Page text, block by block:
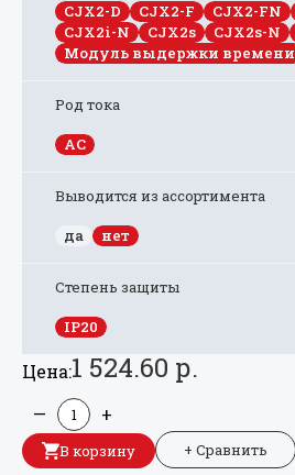
CJX2-D
CJX2-F CJX2-FN
CJX2i-N
CJX2s CJX2s-N
Модуль выдержки времени
Род тока
AC
Выводится из ассортимента
да
нет
Степень защиты
IP20
Цена:1 524.60 р.
— +
В корзину + Сравнить